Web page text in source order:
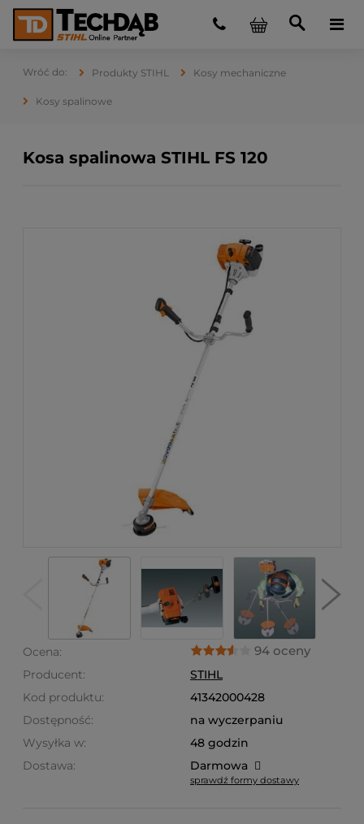
Produkty STIHL Kosy mechaniczne
Kosy spalinowe
Kosa spalinowa STIHL FS 120
Ocena: 94 oceny
Producent:
STIHL
Kod produktu:
41342000428
Dostępność:
na wyczerpaniu
Wysyłka w:
48 godzin
Dostawa:
Darmowa
Cena nie zawiera ewentualnych kosztów płatności
sprawdź formy dostawy